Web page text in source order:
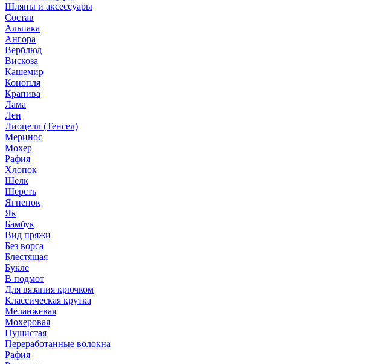
Шляпы и аксессуары
Состав
Альпака
Ангора
Верблюд
Вискоза
Кашемир
Конопля
Крапива
Лама
Лен
Лиоцелл (Тенсел)
Меринос
Мохер
Рафия
Хлопок
Шелк
Шерсть
Ягненок
Як
Бамбук
Вид пряжи
Без ворса
Блестящая
Букле
В подмот
Для вязания крючком
Классическая крутка
Меланжевая
Мохеровая
Пушистая
Переработанные волокна
Рафия